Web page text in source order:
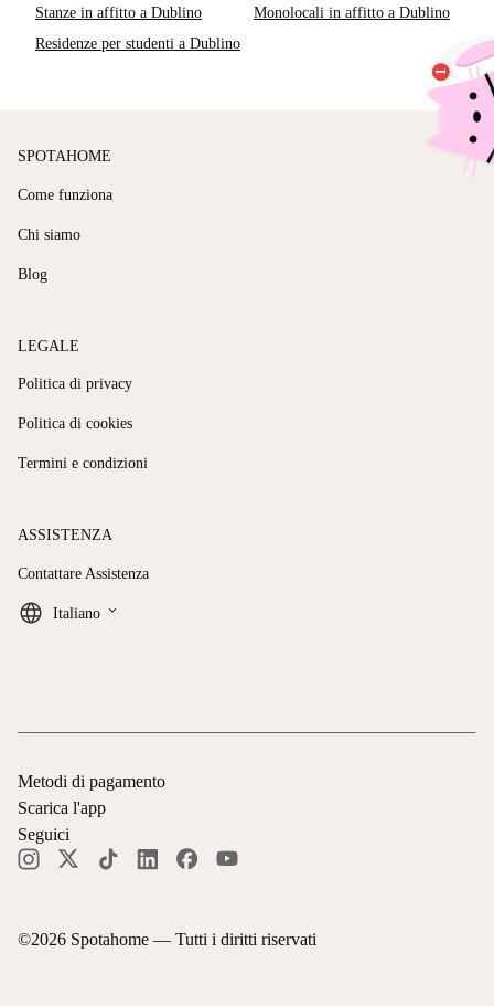
Stanze in affitto a Dublino
Monolocali in affitto a Dublino
Residenze per studenti a Dublino
SPOTAHOME
Come funziona
Chi siamo
Blog
LEGALE
Politica di privacy
Politica di cookies
Termini e condizioni
ASSISTENZA
Contattare Assistenza
Italiano keyboard_arrow_down
©2026 Spotahome — Tutti i diritti riservati
Metodi di pagamento
Scarica l'app
Seguici